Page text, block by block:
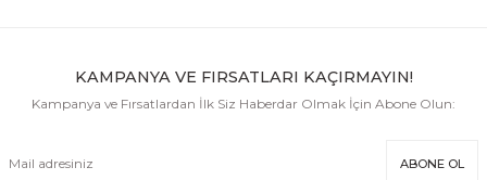
KAMPANYA VE FIRSATLARI KAÇIRMAYIN!
Kampanya ve Fırsatlardan İlk Siz Haberdar Olmak İçin Abone Olun:
ABONE OL